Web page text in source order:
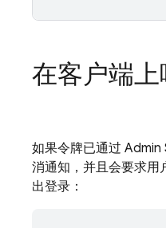
在客户端
如果令牌已通过 Admin
消通知，并且会要求用
出登录：